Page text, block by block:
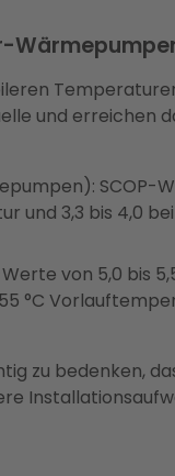
und erreichen
SCOP-
und 3,3 bis 4,0
Werte von 5,0 bis
°C
zu bedenken,